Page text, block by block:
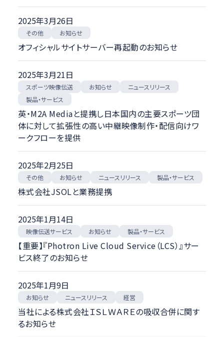
2025年3月26日
その他 お知らせ
オフィシャルサイトサーバー再起動のお知らせ
2025年3月21日
スポーツ映像伝送 お知らせ ニュースリリース
製品・サービス
英・M2A Mediaと提携し日本国内の主要スポーツ団
体に対して拡張性の高い中継映像制作・配信向けワ
ークフローを提供
2025年2月25日
その他 お知らせ ニュースリリース 製品・サービス
株式会社JSOLと業務提携
2025年1月14日
映像伝送サービス お知らせ 製品・サービス
【重要】『Photron Live Cloud Service（LCS）』サー
ビス終了のお知らせ
2025年1月9日
お知らせ ニュースリリース 経営
当社による株式会社ＩＳＬＷＡＲＥの吸収合併に関す
るお知らせ